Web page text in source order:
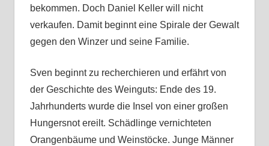
bekommen. Doch Daniel Keller will nicht
verkaufen. Damit beginnt eine Spirale der Gewalt
gegen den Winzer und seine Familie.
Sven beginnt zu recherchieren und erfährt von
der Geschichte des Weinguts: Ende des 19.
Jahrhunderts wurde die Insel von einer großen
Hungersnot ereilt. Schädlinge vernichteten
Orangenbäume und Weinstöcke. Junge Männer